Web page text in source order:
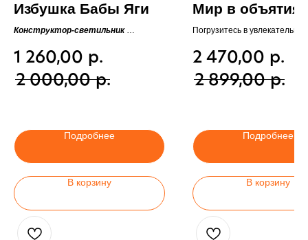
Избушка Бабы Яги
Конструктор-светильник
1 260,00 р.
2 000,00 р.
Подробнее
В корзину
Мир в объятиях
Погрузитесь в увлекательное
деревянный пазл "Мир в
Количество деталей:300
2 470,00 р.
2 899,00 р.
Подробнее
В корзину